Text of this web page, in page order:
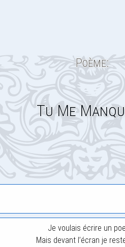
Poème:
Tu Me
Je voulais écrire un
Mais devant l’écran je